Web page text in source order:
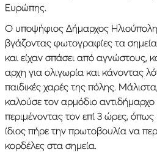
Ευρώπης.
Ο υποψήφιος Δήμαρχος
βγάζοντας φωτογραφίες τα σημεία
και είχαν σπάσει από αγνώστους,
αρχη για ολιγωρία και κάνοντας
παιδικές χαρές της πόλης.
καλούσε τον αρμόδιο αντιδήμαρχο
περιμένοντας τον επί 3 ώρες, όπως
ίδιος πήρε την πρωτοβουλία να
κορδέλες στα σημεία.